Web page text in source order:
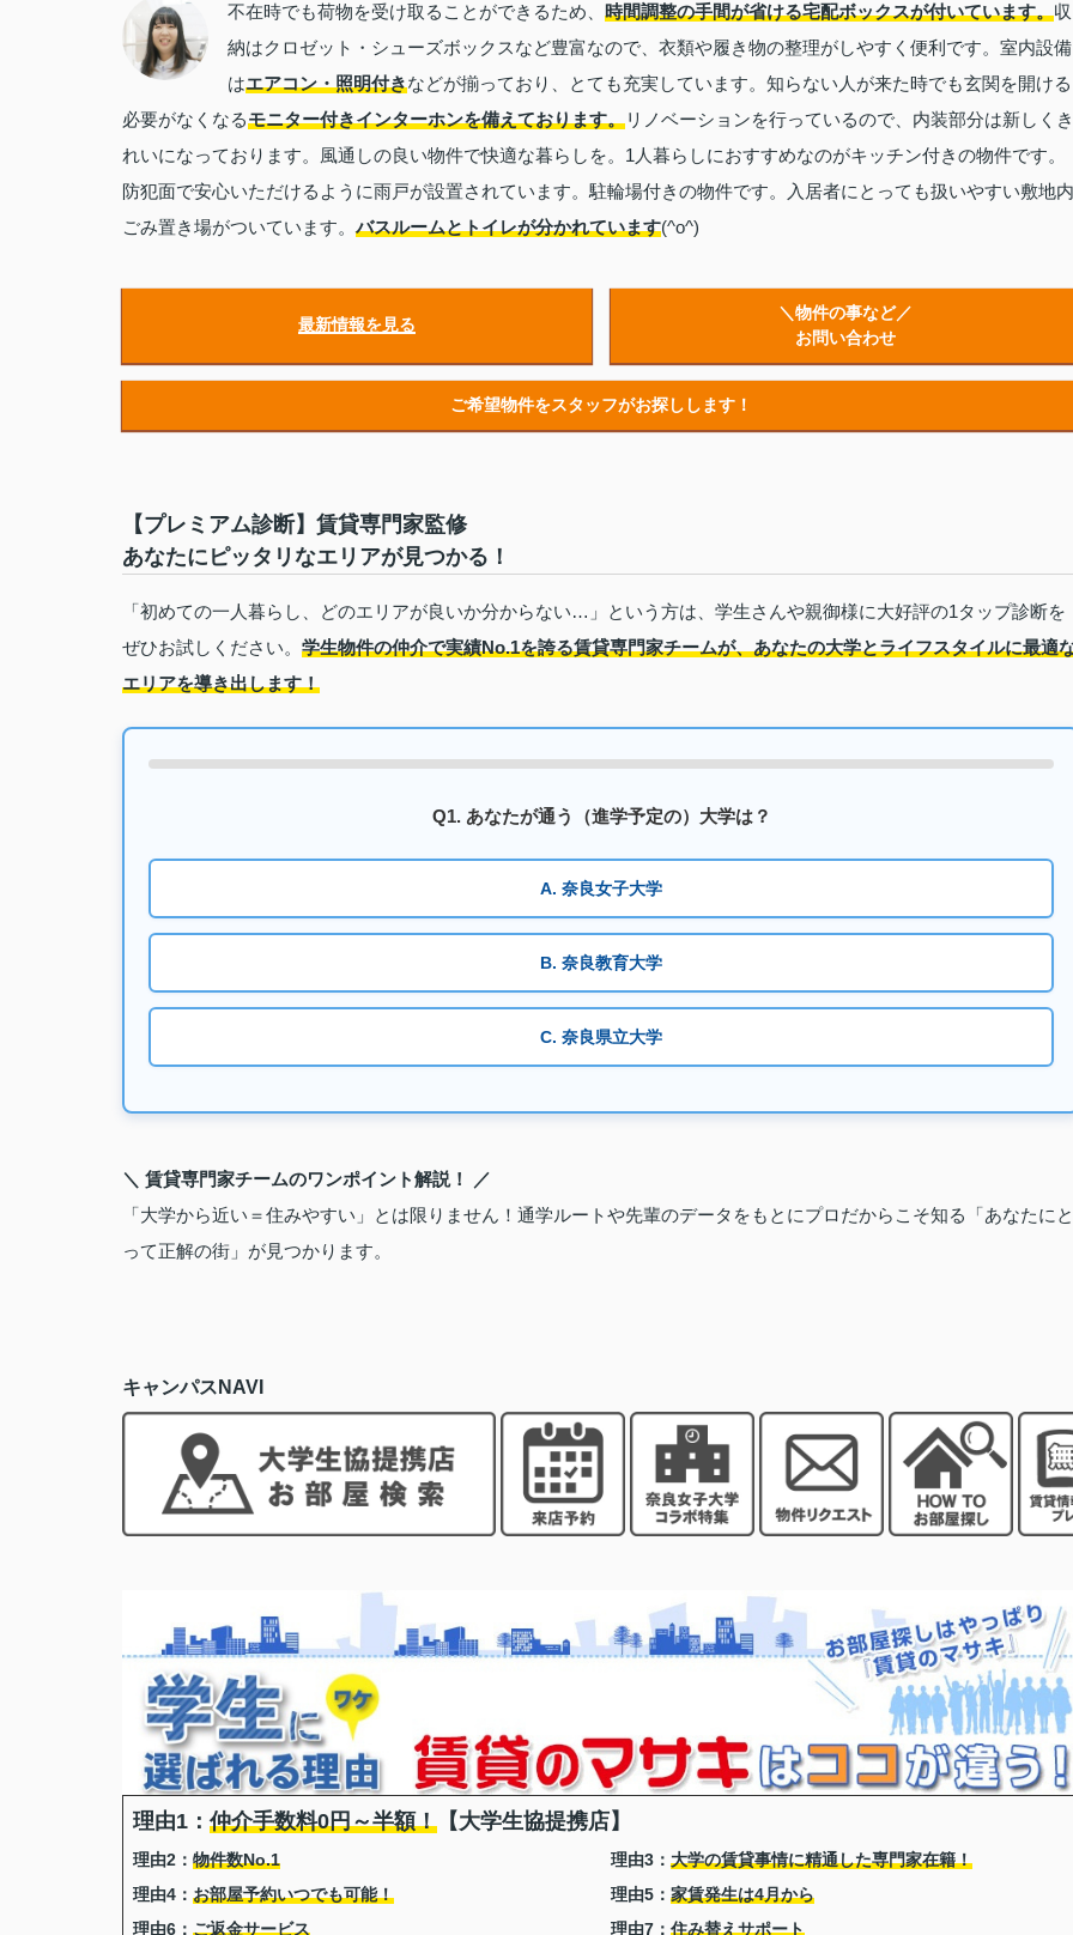
不在時でも荷物を受け取ることができるため、 時間調整の手間が省ける宅配ボックスが付いています。収
納はクロゼット・シューズボックスなど豊富なので、衣類や履き物の整理がしやすく便利です。室内設備
はエアコン・照明付きなどが揃っており、とても充実しています。知らない人が来た時でも玄関を開ける
必要がなくなるモニター付きインターホンを備えております。リノベーションを行っているので、内装部分は新しくき
れいになっております。風通しの良い物件で快適な暮らしを。1人暮らしにおすすめなのがキッチン付きの物件です。
防犯面で安心いただけるように雨戸が設置されています。駐輪場付きの物件です。入居者にとっても扱いやすい敷地内
ごみ置き場がついています。 バスルームとトイレが分かれています(^o^)
最新情報を見る
＼物件の事など／
お問い合わせ
ご希望物件をスタッフがお探しします！
【プレミアム診断】賃貸専門家監修
あなたにピッタリなエリアが見つかる！
「初めての一人暮らし、どのエリアが良いか分からない…」という方は、学生さんや親御様に大好評の1タップ診断を
ぜひお試しください。 学生物件の仲介で実績No.1を誇る賃貸専門家チームが、あなたの大学とライフスタイルに最適
エリアを導き出します！
Q1. あなたが通う（進学予定の）大学は？
A. 奈良女子大学
B. 奈良教育大学
C. 奈良県立大学
＼ 賃貸専門家チームのワンポイント解説！ ／
「大学から近い＝住みやすい」とは限りません！通学ルートや先輩のデータをもとにプロだからこそ知る「あなたにと
って正解の街」が見つかります。
キャンパスNAVI
理由1： 仲介手数料0円～半額！【大学生協提携店】
理由2： 物件数No.1 理由3： 大学の賃貸事情に精通した専門家在籍！
理由4： お部屋予約いつでも可能！ 理由5： 家賃発生は4月から
理由6： ご返金サービス 理由7： 住み替えサポート